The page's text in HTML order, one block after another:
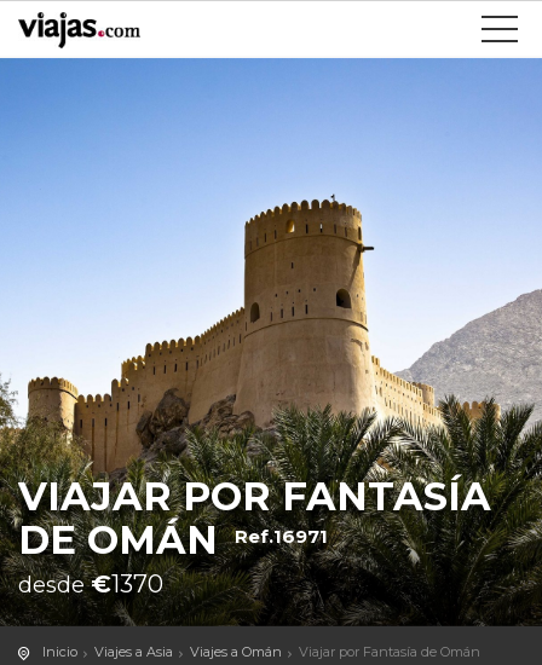
VIAJAR POR FANTASÍA
DE OMÁN Ref.16971
desde€1370
Inicio Viajes a Asia Viajes a Omán Viajar por Fantasía de Omán